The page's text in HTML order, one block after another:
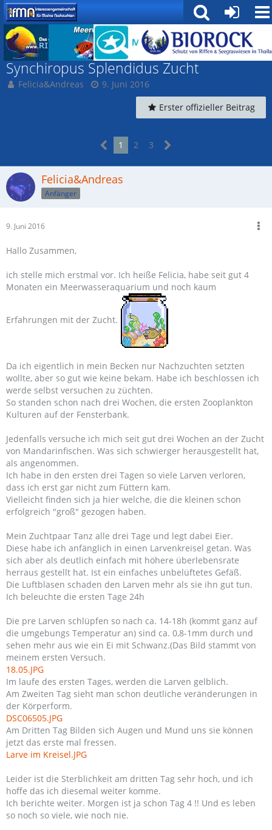
Fische
Synchiropus Splendidus Zucht
Felicia&Andreas
9. Juni 2016
Erster offizieller Beitrag
1 2 3
Felicia&Andreas
Anfänger
9. Juni 2016
Hallo Zusammen,
ich stelle mich erstmal vor. Ich heiße Felicia, habe seit gut 4
Monaten ein Meerwasseraquarium und noch kaum
Erfahrungen mit der Zucht.
Da ich eigentlich in mein Becken nur Nachzuchten setzten
wollte, aber so gut wie keine bekam. Habe ich beschlossen ich
werde selbst versuchen zu züchten.
So standen schon nach drei Wochen, die ersten Zooplankton
Kulturen auf der Fensterbank.
Jedenfalls versuche ich mich seit gut drei Wochen an der Zucht
von Mandarinfischen. Was sich schwierger herausgestellt hat,
als angenommen.
Ich habe in den ersten drei Tagen so viele Larven verloren,
dass ich erst gar nicht zum Füttern kam.
Vielleicht finden sich ja hier welche, die die kleinen schon
erfolgreich "groß" gezogen haben.
Mein Zuchtpaar Tanz alle drei Tage und legt dabei Eier.
Diese habe ich anfänglich in einen Larvenkreisel getan. Was
sich aber als deutlich einfach mit höhere überlebensrate
herraus gestellt hat. Ist ein einfaches unbelüftetes Gefäß.
Die Luftblasen schaden den Larven mehr als sie ihn gut tun.
Ich beleuchte die ersten Tage 24h
Die pre Larven schlüpfen so nach ca. 14-18h (kommt ganz auf
die umgebungs Temperatur an) sind ca. 0,8-1mm durch und
sehen mehr aus wie ein Ei mit Schwanz.(Das Bild stammt von
meinem ersten Versuch.
18.05.JPG
Im laufe des ersten Tages, werden die Larven gelblich.
Am Zweiten Tag sieht man schon deutliche veränderungen in
der Körperform.
DSC06505.JPG
Am Dritten Tag Bilden sich Augen und Mund uns sie können
jetzt das erste mal fressen.
Larve im Kreisel.JPG
Leider ist die Sterblichkeit am dritten Tag sehr hoch, und ich
hoffe das ich diesemal weiter komme.
Ich berichte weiter. Morgen ist ja schon Tag 4 !! Und es leben
so noch so viele, wie noch nie.